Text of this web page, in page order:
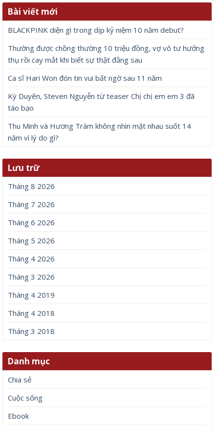
Bài viết mới
BLACKPINK diện gì trong dịp kỷ niệm 10 năm debut?
Thường được chồng thường 10 triệu đồng, vợ vô tư hưởng
thụ rồi cay mắt khi biết sự thật đằng sau
Ca sĩ Hari Won đón tin vui bất ngờ sau 11 năm
Kỳ Duyên, Steven Nguyễn từ teaser Chị chị em em 3 đã
táo bạo
Thu Minh và Hương Tràm không nhìn mặt nhau suốt 14
năm vì lý do gì?
Lưu trữ
Tháng 8 2026
Tháng 7 2026
Tháng 6 2026
Tháng 5 2026
Tháng 4 2026
Tháng 3 2026
Tháng 4 2019
Tháng 4 2018
Tháng 3 2018
Danh mục
Chia sẻ
Cuộc sống
Ebook